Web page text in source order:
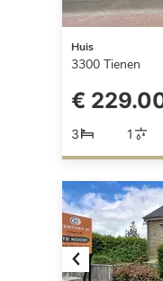
Huis
3300 Tienen
€
3 1
Previous